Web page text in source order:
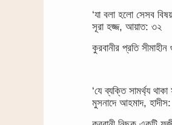
‘যা বলা হলো সেসব
সূরা হজ্জ, আয়াত: ৩২
কুরবানীর প্রতি
‘যে ব্যক্তি সামর্থ্য
মুসনাদে আহমাদ,